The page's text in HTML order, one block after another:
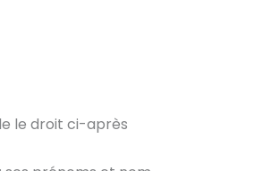
le droit ci-après